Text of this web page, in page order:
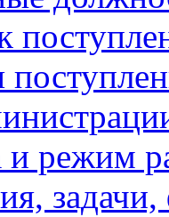
и режим